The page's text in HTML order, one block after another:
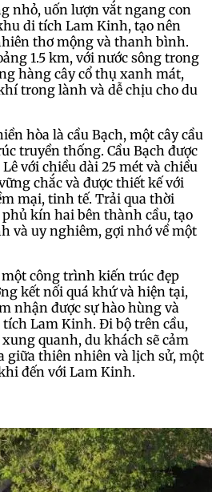
nhỏ, uốn lượn vắt ngang con
di tích Lam Kinh, tạo nên
thơ mộng và thanh bình.
1.5 km, với nước sông trong
hàng cây cổ thụ xanh mát,
trong lành và dễ chịu cho du
hòa là cầu Bạch, một cây cầu
truyền thống. Cầu Bạch được
với chiều dài 25 mét và chiều
chắc và được thiết kế với
mại, tinh tế. Trải qua thời
kín hai bên thành cầu, tạo
và uy nghiêm, gợi nhớ về một
công trình kiến trúc đẹp
kết nối quá khứ và hiện tại,
nhận được sự hào hùng và
Lam Kinh. Đi bộ trên cầu,
quanh, du khách sẽ cảm
giữa thiên nhiên và lịch sử, một
đến với Lam Kinh.